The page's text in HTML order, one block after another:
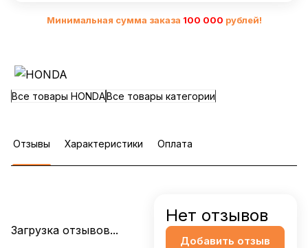
Минимальная сумма заказа 100 000 рублей!
Все товары HONDAВсе товары категории
Отзывы Характеристики Оплата
Загрузка отзывов...
Нет отзывов
Добавить отзыв